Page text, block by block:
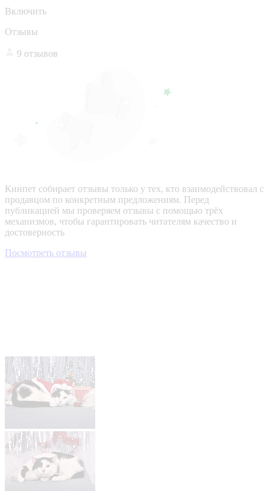
Включить
Отзывы
9 отзывов
Кинпет собирает отзывы только у тех, кто взаимодействовал с
продавцом по конкретным предложениям. Перед
публикацией мы проверяем отзывы с помощью трёх
механизмов, чтобы гарантировать читателям качество и
достоверность
Посмотреть отзывы